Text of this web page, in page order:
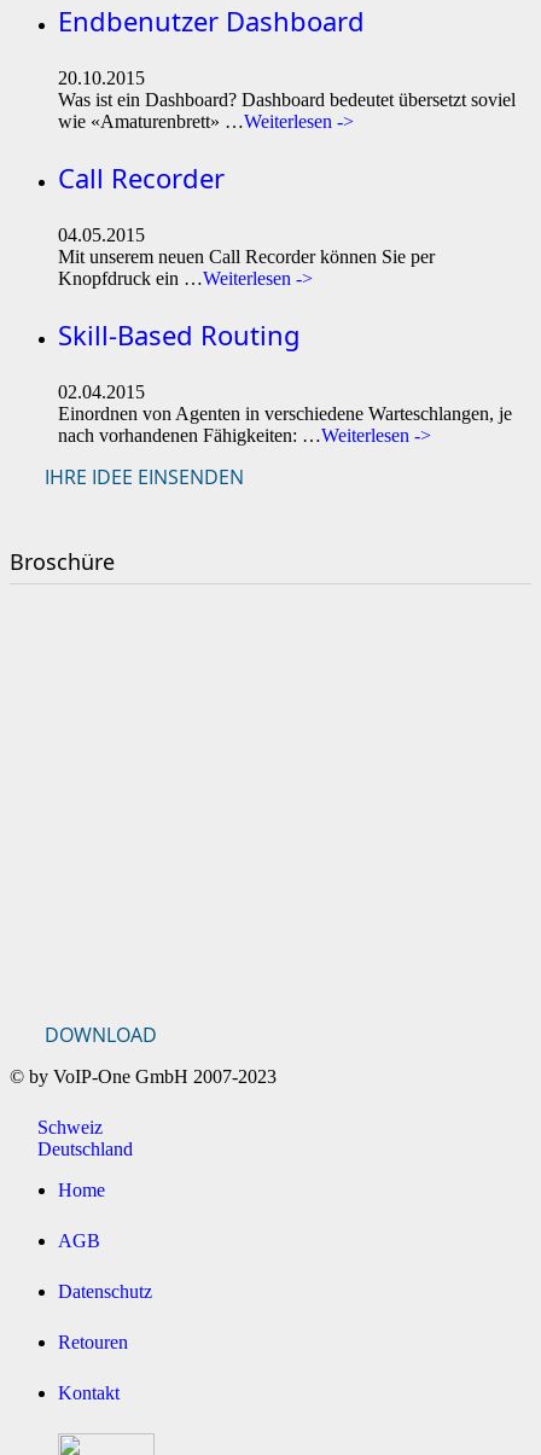
Endbenutzer Dashboard
20.10.2015
Was ist ein Dashboard? Dashboard bedeutet übersetzt soviel
wie «Amaturenbrett» …Weiterlesen ->
Call Recorder
04.05.2015
Mit unserem neuen Call Recorder können Sie per
Knopfdruck ein …Weiterlesen ->
Skill-Based Routing
02.04.2015
Einordnen von Agenten in verschiedene Warteschlangen, je
nach vorhandenen Fähigkeiten: …Weiterlesen ->
IHRE IDEE EINSENDEN
Broschüre
DOWNLOAD
© by VoIP-One GmbH 2007-2023
Schweiz
Deutschland
Home
AGB
Datenschutz
Retouren
Kontakt